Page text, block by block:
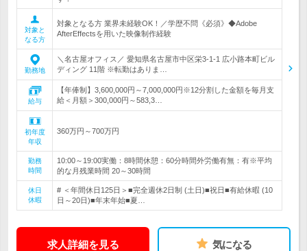
対象と
なる方
対象となる方 業界未経験OK！／学歴不問《必須》◆Adobe
AfterEffectsを用いた映像制作経験
勤務地
＼名古屋オフィス／ 愛知県名古屋市中区栄3-1-1 広小路本町ビル
ディング 11階 ※転勤はありま…
給与
【年俸制】3,600,000円～7,000,000円※12分割した金額を毎月支
給＜月額＞300,000円～583,3…
初年度
年収
360万円～700万円
勤務
時間
10:00～19:00実働：8時間休憩：60分時間外労働有無：有※平均
的な月残業時間 20～30時間
休日
休暇
# ＜年間休日125日＞■完全週休2日制 (土日)■祝日■有給休暇 (10
日～20日)■年末年始■夏…
求人詳細を見る 気になる